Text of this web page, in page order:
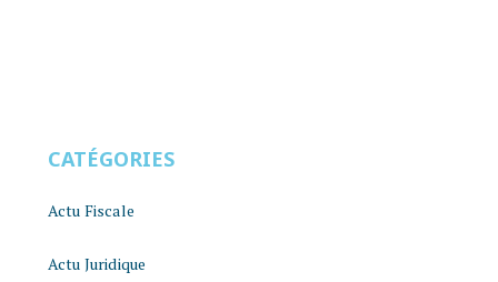
CATÉGORIES
Actu Fiscale
Actu Juridique